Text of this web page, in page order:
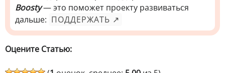
Boosty— это поможет проекту развиваться
дальше: ПОДДЕРЖАТЬ ↗
Оцените Статью: